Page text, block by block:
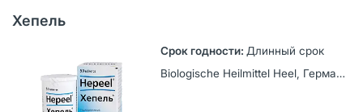
Хепель
Длинный срок
Biologische Heilmittel Heel, Германия